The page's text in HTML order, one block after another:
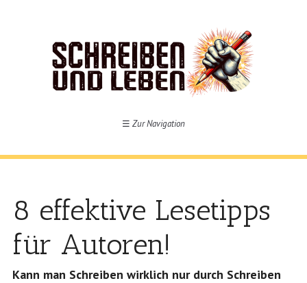
☰ Zur Navigation
8 effektive Lesetipps
für Autoren!
Kann man Schreiben wirklich nur durch Schreiben